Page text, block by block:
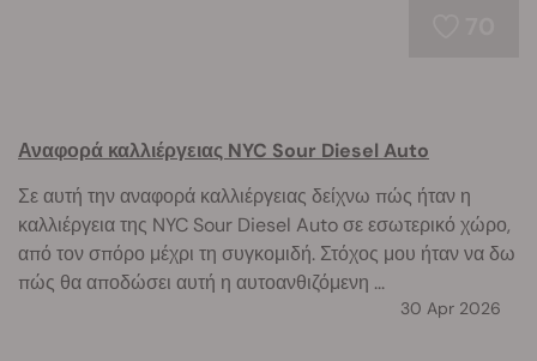
Αναφορά καλλιέργειας NYC Sour Diesel Auto
Σε αυτή την αναφορά καλλιέργειας δείχνω πώς ήταν η
καλλιέργεια της NYC Sour Diesel Auto σε εσωτερικό χώρο,
από τον σπόρο μέχρι τη συγκομιδή. Στόχος μου ήταν να δω
πώς θα αποδώσει αυτή η αυτοανθιζόμενη ...
30 Apr 2026